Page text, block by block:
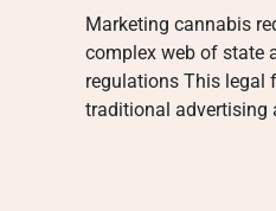
Marketing cannabis
complex web of state
regulations This legal
traditional advertising